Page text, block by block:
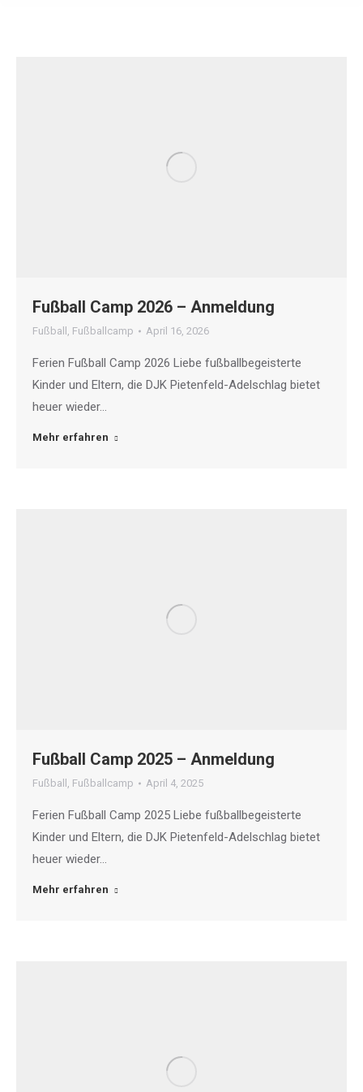
Fußball Camp 2026 – Anmeldung
Fußball , Fußballcamp April 16, 2026
Ferien Fußball Camp 2026 Liebe fußballbegeisterte
Kinder und Eltern, die DJK Pietenfeld-Adelschlag bietet
heuer wieder…
Mehr erfahren
Fußball Camp 2025 – Anmeldung
Fußball , Fußballcamp April 4, 2025
Ferien Fußball Camp 2025 Liebe fußballbegeisterte
Kinder und Eltern, die DJK Pietenfeld-Adelschlag bietet
heuer wieder…
Mehr erfahren